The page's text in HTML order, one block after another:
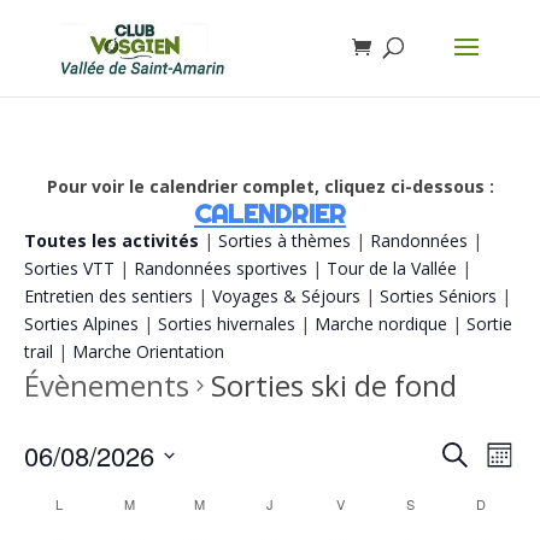
Pour voir le calendrier complet, cliquez ci-dessous :
CALENDRIER
Toutes les activités | Sorties à thèmes | Randonnées |
Sorties VTT | Randonnées sportives | Tour de la Vallée |
Entretien des sentiers | Voyages & Séjours | Sorties Séniors |
Sorties Alpines | Sorties hivernales | Marche nordique | Sortie
trail | Marche Orientation
Évènements Sorties ski de fond
et
Recherche
de
Mois
06/08/2026
Calendrier
L M M J V S D